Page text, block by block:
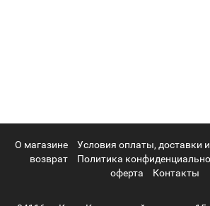
О магазине Условия оплаты, доставки
возврат
Политика
оферта
Контакты